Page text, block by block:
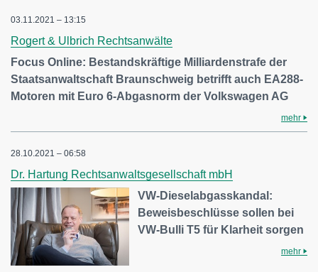
03.11.2021 – 13:15
Rogert & Ulbrich Rechtsanwälte
Focus Online: Bestandskräftige Milliardenstrafe der
Staatsanwaltschaft Braunschweig betrifft auch EA288-
Motoren mit Euro 6-Abgasnorm der Volkswagen AG
mehr
28.10.2021 – 06:58
Dr. Hartung Rechtsanwaltsgesellschaft mbH
VW-Dieselabgasskandal:
Beweisbeschlüsse sollen bei
VW-Bulli T5 für Klarheit sorgen
mehr